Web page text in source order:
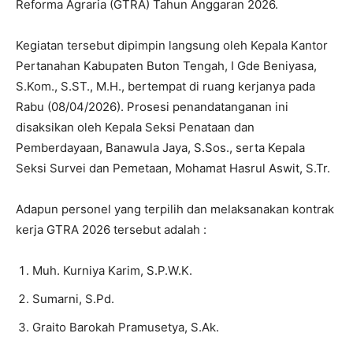
Reforma Agraria (GTRA) Tahun Anggaran 2026.
​Kegiatan tersebut dipimpin langsung oleh Kepala Kantor
Pertanahan Kabupaten Buton Tengah, I Gde Beniyasa,
S.Kom., S.ST., M.H., bertempat di ruang kerjanya pada
Rabu (08/04/2026). Prosesi penandatanganan ini
disaksikan oleh Kepala Seksi Penataan dan
Pemberdayaan, Banawula Jaya, S.Sos., serta Kepala
Seksi Survei dan Pemetaan, Mohamat Hasrul Aswit, S.Tr.
​Adapun personel yang terpilih dan melaksanakan kontrak
kerja GTRA 2026 tersebut adalah :
​Muh. Kurniya Karim, S.P.W.K.
​Sumarni, S.Pd.
​Graito Barokah Pramusetya, S.Ak.